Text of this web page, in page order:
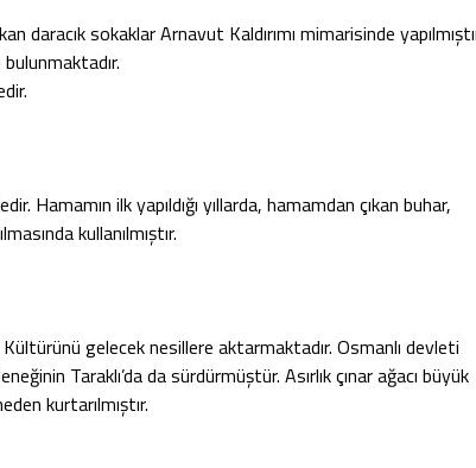
daracık sokaklar Arnavut Kaldırımı mimarisinde
Hamamın ilk yapıldığı yıllarda, hamamdan çıkan buhar,
kullanılmıştır.
Kültürünü gelecek nesillere aktarmaktadır. Osmanlı devleti
Taraklı’da da sürdürmüştür. Asırlık çınar ağacı büyük
kurtarılmıştır.